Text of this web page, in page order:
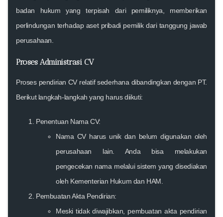
badan hukum yang terpisah dari pemiliknya, memberikan
perlindungan terhadap aset pribadi pemilik dari tanggung jawab
perusahaan.
Proses Administrasi CV
Proses pendirian CV relatif sederhana dibandingkan dengan PT.
Berikut langkah-langkah yang harus diikuti:
Penentuan Nama CV:
Nama CV harus unik dan belum digunakan oleh
perusahaan lain. Anda bisa melakukan
pengecekan nama melalui sistem yang disediakan
oleh Kementerian Hukum dan HAM.
Pembuatan Akta Pendirian:
Meski tidak diwajibkan, pembuatan akta pendirian